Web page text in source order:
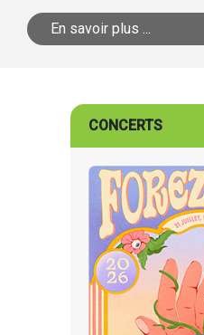
En savoir plus ...
CONCERTS